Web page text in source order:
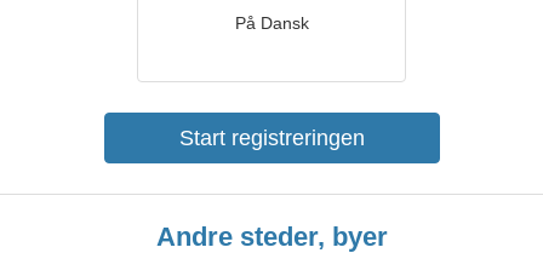
På Dansk
Start registreringen
Andre steder, byer